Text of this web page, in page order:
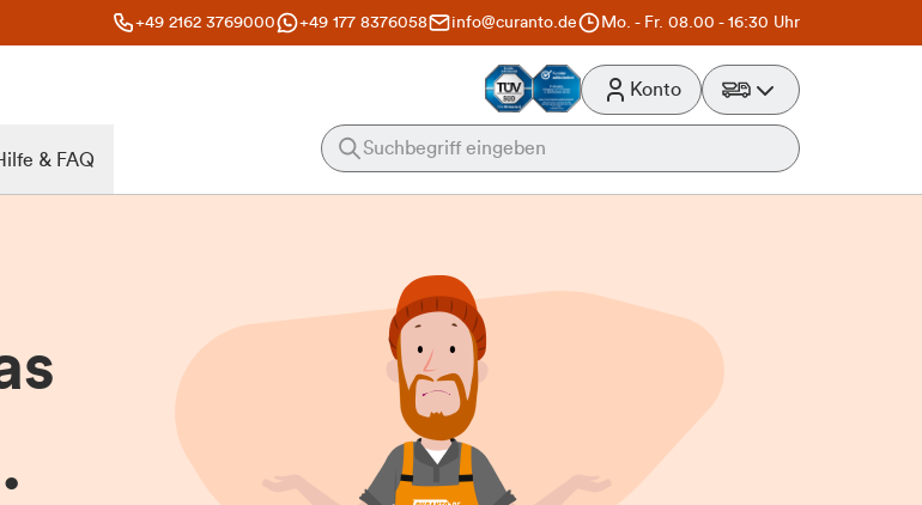
+49 2162 3769000 +49 177 8376058 info@curanto.de Mo. - Fr. 08.00 - 16:30 Uhr
Konto
& FAQ